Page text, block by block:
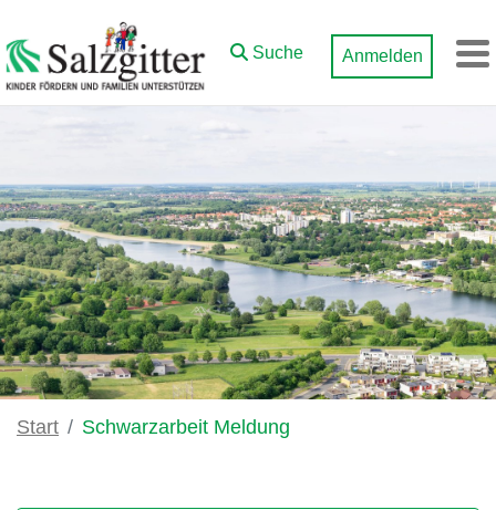
Zum Hauptinhalt springen
Suche Anmelden
Start Schwarzarbeit Meldung